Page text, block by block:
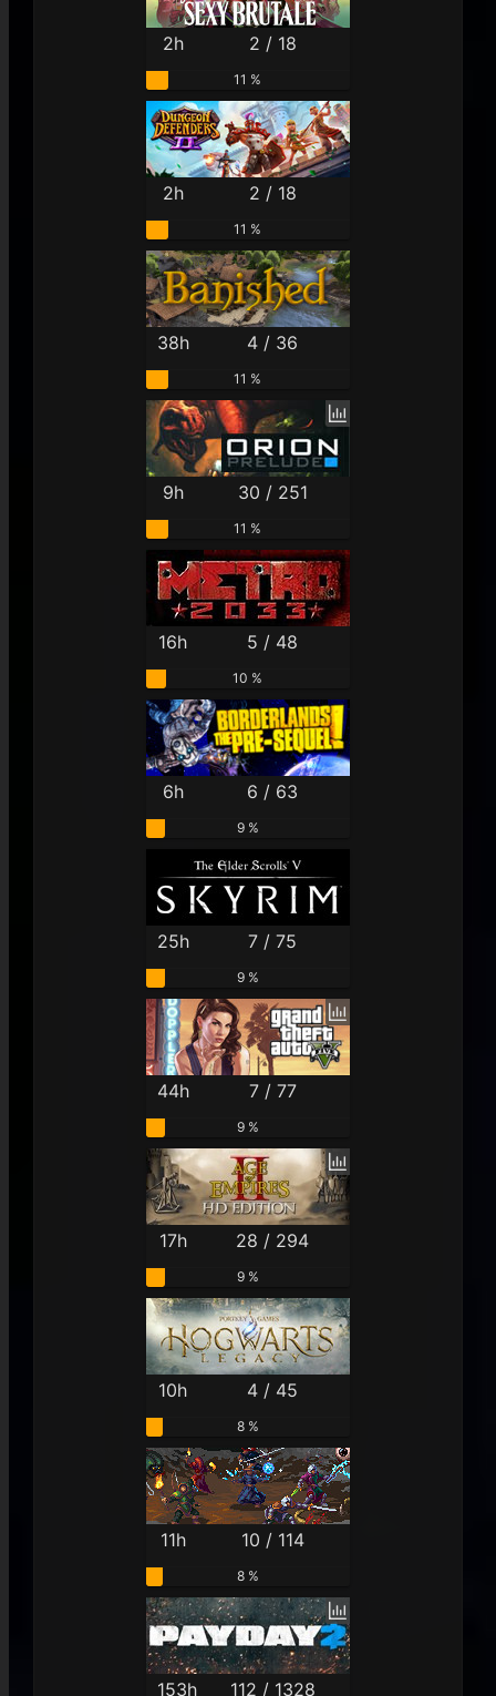
2h 2 / 18
11 %
2h 2 / 18
11 %
38h 4 / 36
11 %
9h 30 / 251
11 %
16h 5 / 48
10 %
6h 6 / 63
9 %
25h 7 / 75
9 %
44h 7 / 77
9 %
17h 28 / 294
9 %
10h 4 / 45
8 %
11h 10 / 114
8 %
153h 112 / 1328